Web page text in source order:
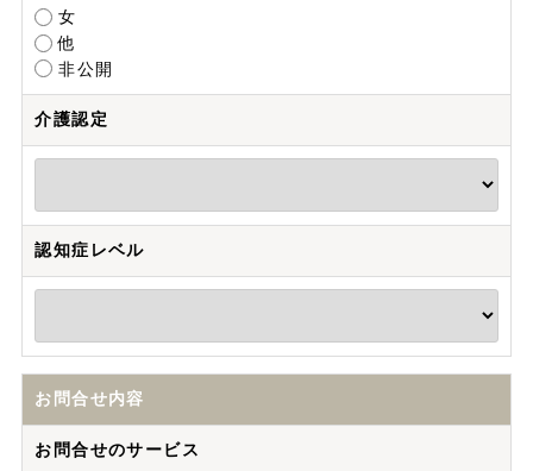
女
他
非公開
介護認定
認知症レベル
お問合せ内容
お問合せのサービス